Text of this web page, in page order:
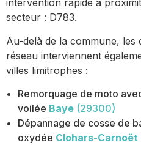
intervention rapide à
secteur : D783.
Au-delà de la commune,
réseau interviennent
villes limitrophes :
Remorquage de moto
voilée Baye (29300)
Dépannage de cosse de
oxydée Clohars-Carnoët